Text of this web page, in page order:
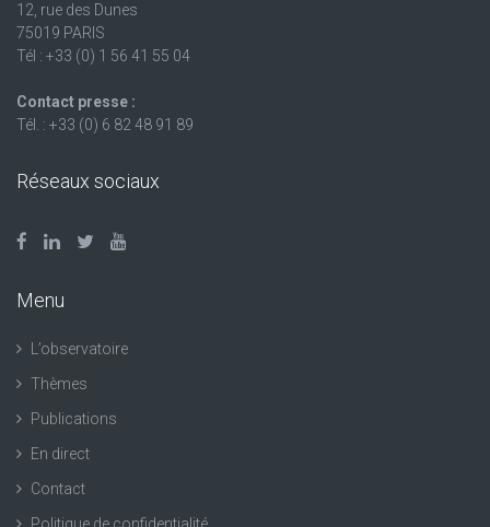
12, rue des Dunes
75019 PARIS
Tél : +33 (0) 1 56 41 55 04
Contact presse :
Tél. : +33 (0) 6 82 48 91 89
Réseaux sociaux
Menu
L’observatoire
Thèmes
Publications
En direct
Contact